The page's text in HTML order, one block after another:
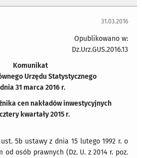
31.03.2016
Opublikowano w:
Dz.Urz.GUS.2016.13
Komunikat
Urzędu Statystycznego
31 marca 2016 r.
cen nakładów inwestycyjnych
kwartały 2015 r.
5b ustawy z dnia 15 lutego 1992 r. o
od osób prawnych (Dz. U. z 2014 r. poz.